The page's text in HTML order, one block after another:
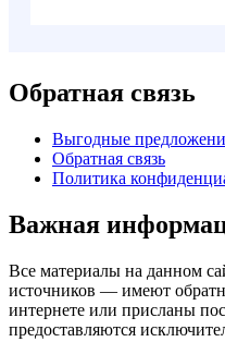
Обратная связь
Выгодные
Обратная связь
Политика
Важная
Все материалы на данном
источников — имеют
интернете или присланы
предоставляются